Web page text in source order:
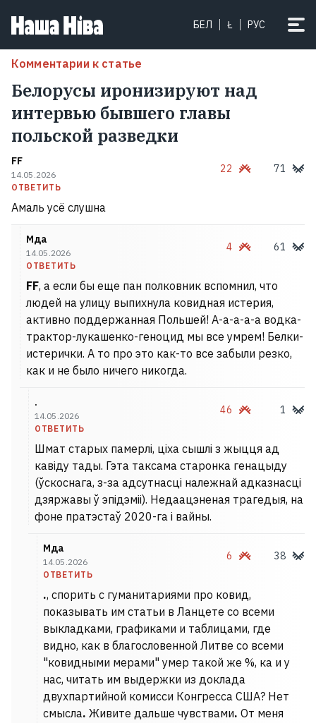
БЕЛ Ł РУС
Комментарии к статье
Белорусы иронизируют над
интервью бывшего главы
польской разведки
FF
14.05.2026
ОТВЕТИТЬ
22 71
Амаль усё слушна
Мда
14.05.2026
ОТВЕТИТЬ
4 61
FF, а если бы еще пан полковник вспомнил, что
людей на улицу выпихнула ковидная истерия,
активно поддержанная Польшей! А-а-а-а-а водка-
трактор-лукашенко-геноцид мы все умрем! Белки-
истерички. А то про это как-то все забыли резко,
как и не было ничего никогда.
.
14.05.2026
ОТВЕТИТЬ
46 1
Шмат старых памерлі, ціха сышлі з жыцця ад
кавіду тады. Гэта таксама старонка генацыду
(ўскоснага, з-за адсутнасці належнай адказнасці
дзяржавы ў эпідэміі). Недаацэненая трагедыя, на
фоне пратэстаў 2020-га і вайны.
Мда
14.05.2026
ОТВЕТИТЬ
6 38
., спорить с гуманитариями про ковид,
показывать им статьи в Ланцете со всеми
выкладками, графиками и таблицами, где
видно, как в благословенной Литве со всеми
"ковидными мерами" умер такой же %, ка и у
нас, читать им выдержки из доклада
двухпартийной комисси Конгресса США? Нет
смысла. Живите дальше чувствами. От меня